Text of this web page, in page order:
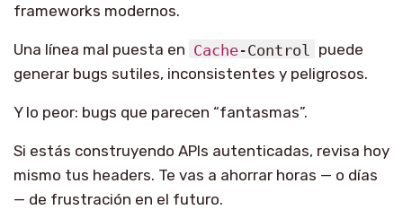
frameworks modernos.
Una línea mal puesta en Cache-Control
puede
generar bugs sutiles, inconsistentes y peligrosos.
Y lo peor: bugs que parecen “fantasmas”.
Si estás construyendo APIs autenticadas, revisa hoy
mismo tus headers. Te vas a ahorrar horas — o días
— de frustración en el futuro.